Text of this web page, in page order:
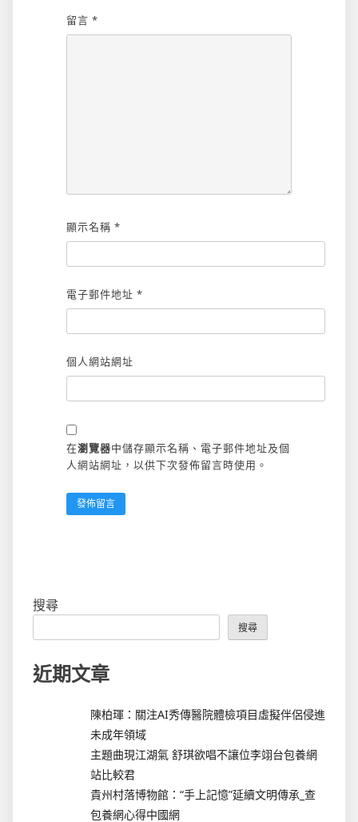
留言 *
顯示名稱 *
電子郵件地址 *
個人網站網址
在瀏覽器中儲存顯示名稱、電子郵件地址及個
人網站網址，以供下次發佈留言時使用。
搜尋
搜尋
近期文章
陳柏琿：關注AI秀傳醫院體檢項目虛擬伴侶侵進
未成年領域
主題曲現江湖氣 舒琪欲唱不讓位李翊台包養網
站比較君
貴州村落博物館：“手上記憶”延續文明傳承_查
包養網心得中國網